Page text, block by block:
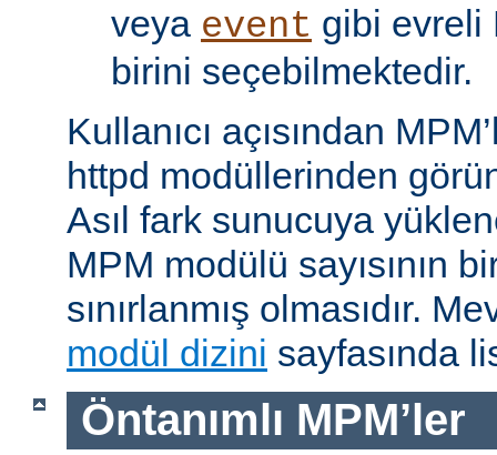
veya event gibi evreli
birini seçebilmektedir.
Kullanıcı açısından
httpd modüllerinden
Asıl fark sunucuya
MPM modülü sayısının
sınırlanmış olmasıdır.
modül dizini sayfasında
Öntanımlı MPM’ler